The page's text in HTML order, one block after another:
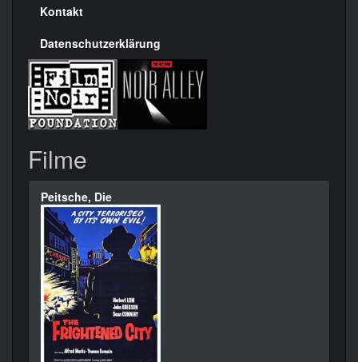
Kontakt
Datenschutzerklärung
Filme
Peitsche, Die